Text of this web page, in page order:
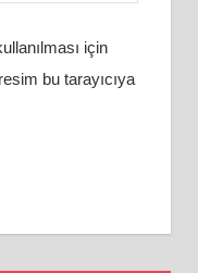
için
bu tarayıcıya